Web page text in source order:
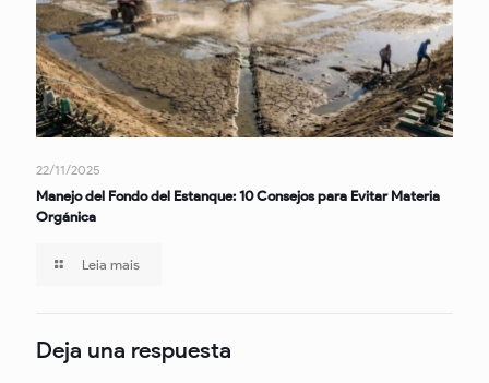
22/11/2025
Manejo del Fondo del Estanque: 10 Consejos para Evitar Materia
Orgánica
Leia mais
Deja una respuesta